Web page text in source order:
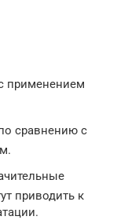
применением
сравнению с
приводить к